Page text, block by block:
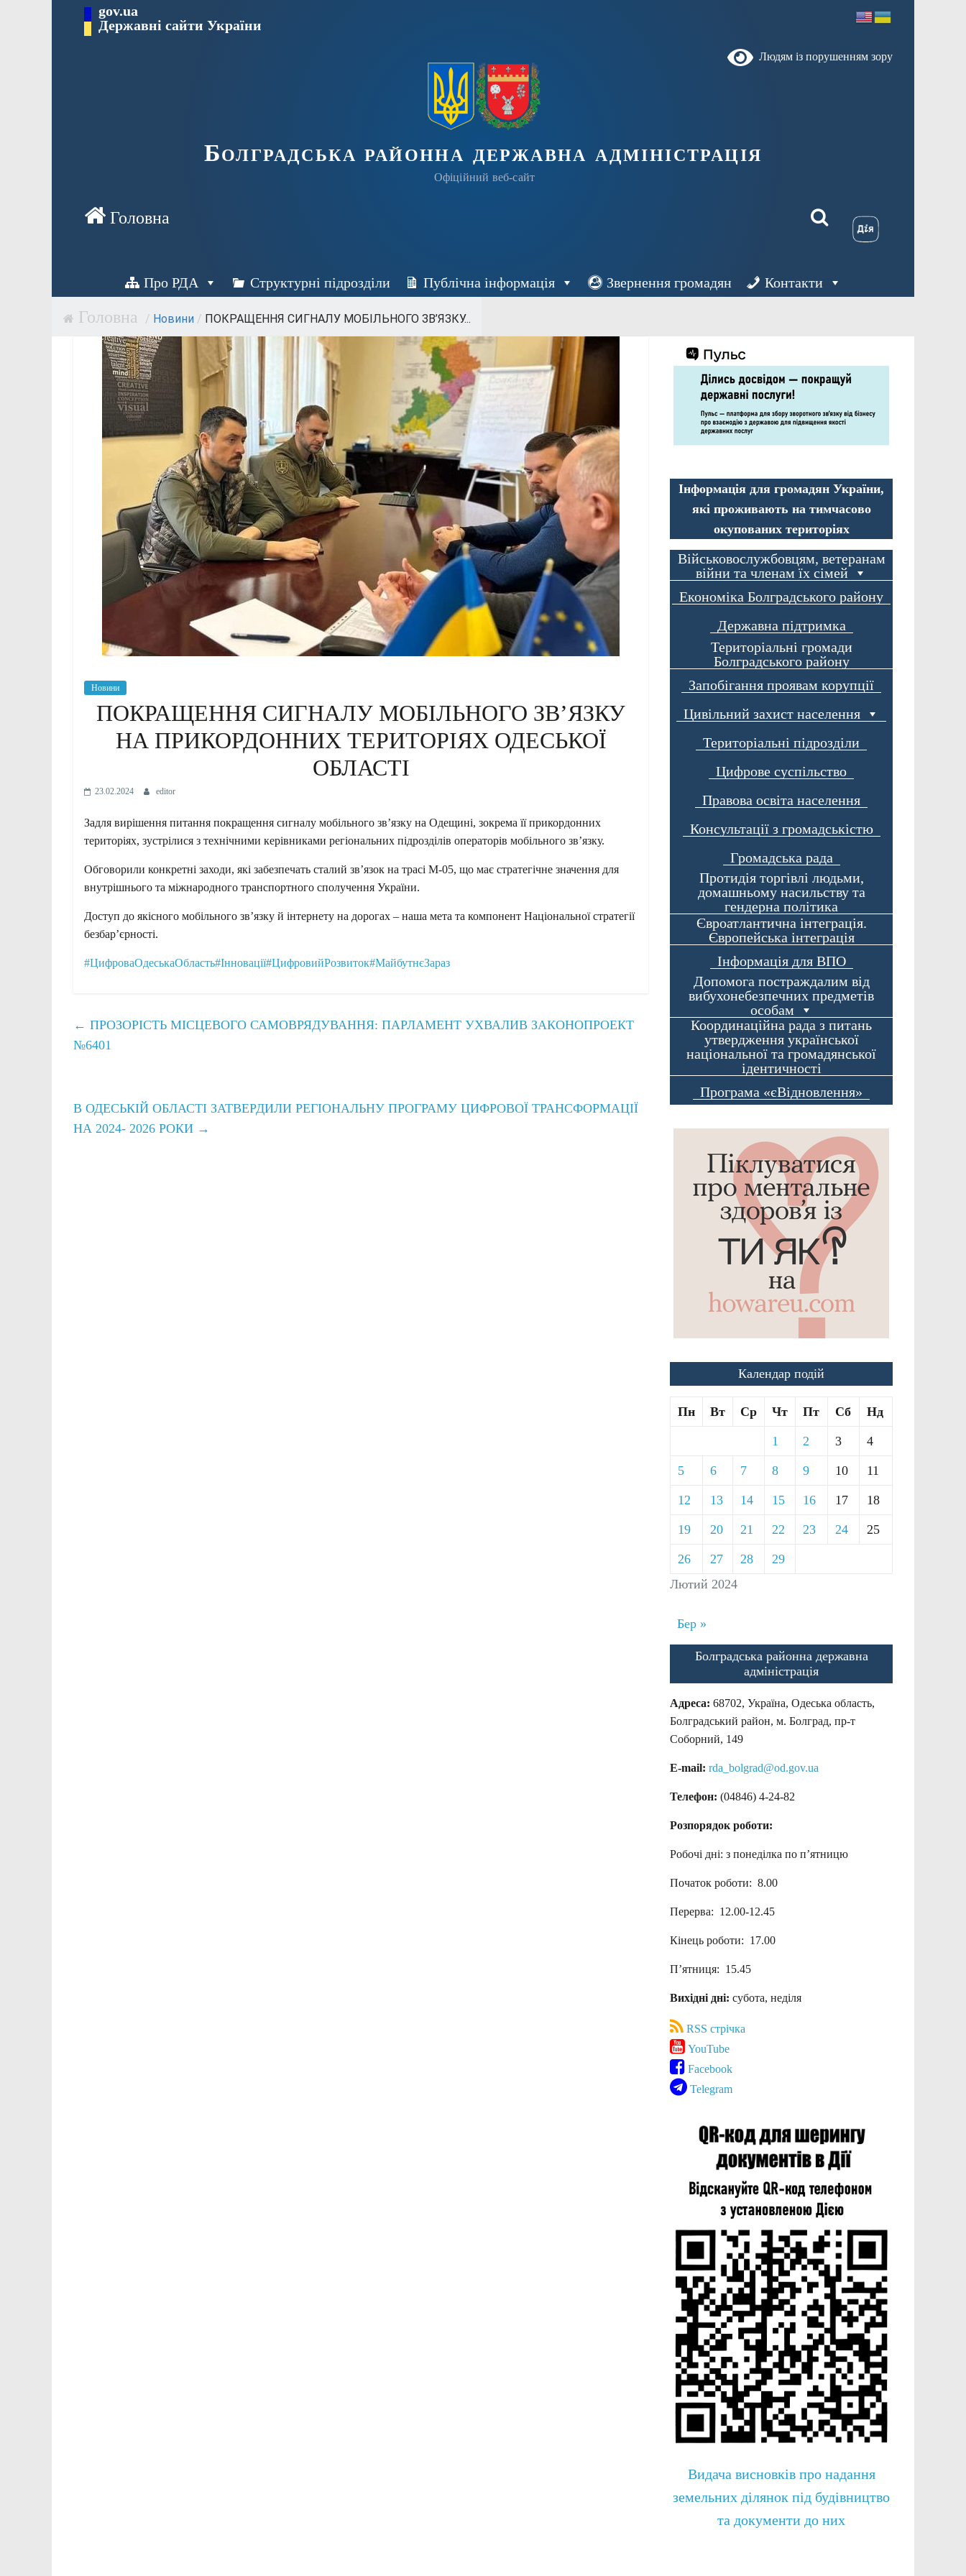
Перейти gov.ua
Державні сайти України
Людям із порушенням зору
Болградська районна державна адміністрація
Офіційний веб-сайт
Про РДА Структурні підрозділи Публічна інформація Звернення громадян Контакти
/ Новини / ПОКРАЩЕННЯ СИГНАЛУ МОБІЛЬНОГО ЗВ’ЯЗКУ...
Новини
ПОКРАЩЕННЯ СИГНАЛУ МОБІЛЬНОГО ЗВ’ЯЗКУ
НА ПРИКОРДОННИХ ТЕРИТОРІЯХ ОДЕСЬКОЇ
ОБЛАСТІ
23.02.2024 editor
Задля вирішення питання покращення сигналу мобільного зв’язку на Одещині, зокрема її прикордонних
територіях, зустрілися з технічними керівниками регіональних підрозділів операторів мобільного зв’язку.
Обговорили конкретні заходи, які забезпечать сталий зв’язок на трасі М-05, що має стратегічне значення для
внутрішнього та міжнародного транспортного сполучення України.
Доступ до якісного мобільного зв’язку й інтернету на дорогах – наша мета та компонент Національної стратегії
безбар’єрності.
#ЦифроваОдеськаОбласть#Інновації#ЦифровийРозвиток#МайбутнєЗараз
← ПРОЗОРІСТЬ МІСЦЕВОГО САМОВРЯДУВАННЯ: ПАРЛАМЕНТ УХВАЛИВ ЗАКОНОПРОЕКТ
№6401
В ОДЕСЬКІЙ ОБЛАСТІ ЗАТВЕРДИЛИ РЕГІОНАЛЬНУ ПРОГРАМУ ЦИФРОВОЇ ТРАНСФОРМАЦІЇ
НА 2024- 2026 РОКИ →
Інформація для громадян України,
які проживають на тимчасово
окупованих територіях
Військовослужбовцям, ветеранам
війни та членам їх сімей
Економіка Болградського району
Державна підтримка
Територіальні громади
Болградського району
Запобігання проявам корупції
Цивільний захист населення
Територіальні підрозділи
Цифрове суспільство
Правова освіта населення
Консультації з громадськістю
Громадська рада
Протидія торгівлі людьми,
домашньому насильству та
гендерна політика
Євроатлантична інтеграція.
Європейська інтеграція
Інформація для ВПО
Допомога постраждалим від
вибухонебезпечних предметів
особам
Координаційна рада з питань
утвердження української
національної та громадянської
ідентичності
Програма «єВідновлення»
Календар подій
Лютий 2024
Пн Вт Ср Чт Пт Сб Нд
1 2 3 4
5 6 7 8 9 10 11
12 13 14 15 16 17 18
19 20 21 22 23 24 25
26 27 28 29
Бер »
Болградська районна державна
адміністрація
Адреса: 68702, Україна, Одеська область,
Болградський район, м. Болград, пр-т
Соборний, 149
E-mail: rda_bolgrad@od.gov.ua
Телефон: (04846) 4-24-82
Розпорядок роботи:
Робочі дні: з понеділка по п’ятницю
Початок роботи: 8.00
Перерва: 12.00-12.45
Кінець роботи: 17.00
П’ятниця: 15.45
Вихідні дні: субота, неділя
RSS стрічка
YouTube
Facebook
Telegram
Видача висновків про надання
земельних ділянок під будівництво
та документи до них